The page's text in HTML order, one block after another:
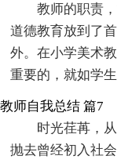
教师的职责
道德教育放到了
外。在小学美术
重要的，就如学
教师自我总结 篇7
时光荏苒，
抛去曾经初入社